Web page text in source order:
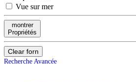
Vue sur mer
montrer
Propriétés
Clear forn
Recherche Avancée